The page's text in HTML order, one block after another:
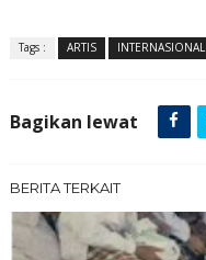
Tags : ARTIS INTERNASIONAL
Bagikan lewat
BERITA TERKAIT